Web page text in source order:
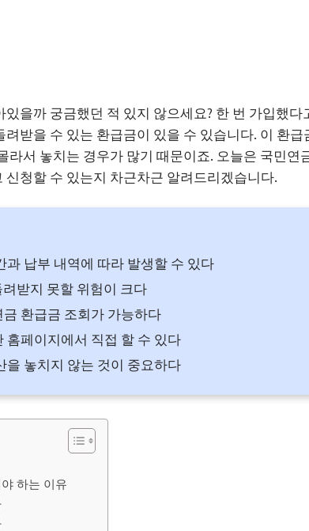
을까 궁금했던 적 있지 않으세요? 한 번 가입했다
받을 수 있는 환급금이 있을 수 있습니다. 이 환급
라서 놓치는 경우가 많기 때문이죠. 오늘은 국민연
청할 수 있는지 차근차근 알려드리겠습니다.
과 납부 내역에 따라 발생할 수 있다
받지 못할 위험이 크다
환급금 조회가 가능하다
홈페이지에서 직접 할 수 있다
을 놓치지 않는 것이 중요하다
하는 이유